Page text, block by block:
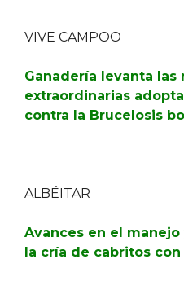
VIVE CAMPOO
Ganadería levanta las
extraordinarias
contra la Brucelosis
ALBÉITAR
Avances en el
la cría de cabritos